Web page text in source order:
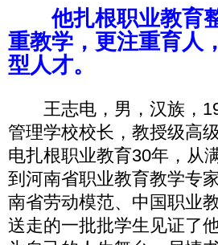
他扎根职业教育整
重教学，更注重育人
型人才。
王志电，男，汉族，
管理学校校长，教授级高
电扎根职业教育30年，从
到河南省职业教育教学专
南省劳动模范、中国职业
送走的一批批学生见证了